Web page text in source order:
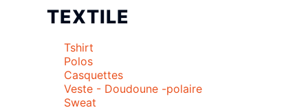
TEXTILE
Tshirt
Polos
Casquettes
Veste - Doudoune -polaire
Sweat